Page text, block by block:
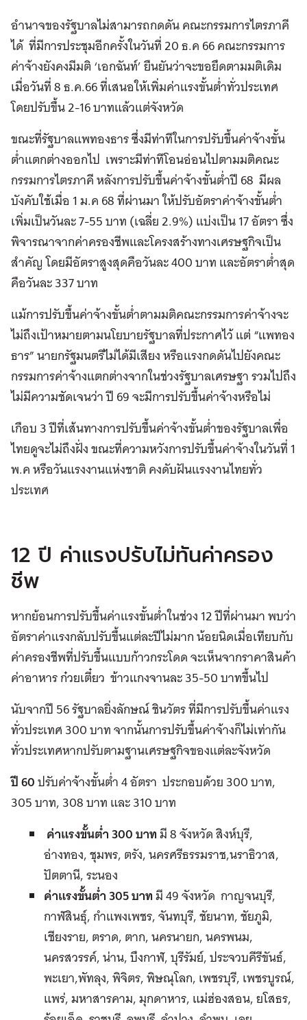
อำนาจของรัฐบาลไม่สามารถกดดัน คณะกรรมการไตรภาคี
ได้ ที่มีการประชุมอีกครั้งในวันที่ 20 ธ.ค 66 คณะกรรมการ
ค่าจ้างยังคงมีมติ ‘เอกฉันท์’ ยืนยันว่าจะขอยึดตามมติเดิม
เมื่อวันที่ 8 ธ.ค.66 ที่เสนอให้เพิ่มค่าแรงขั้นต่ำทั่วประเทศ
โดยปรับขึ้น 2-16 บาทแล้วแต่จังหวัด
ขณะที่รัฐบาลแพทองธาร ซึ่งมีท่าทีในการปรับขึ้นค่าจ้างขั้น
ต่ำแตกต่างออกไป เพราะมีท่าทีโอนอ่อนไปตามมติคณะ
กรรมการไตรภาคี หลังการปรับขึ้นค่าจ้างขั้นต่ำปี 68 มีผล
บังคับใช้เมื่อ 1 ม.ค 68 ที่ผ่านมา ให้ปรับอัตราค่าจ้างขั้นต่ำ
เพิ่มเป็นวันละ 7-55 บาท (เฉลี่ย 2.9%) แบ่งเป็น 17 อัตรา ซึ่ง
พิจารณาจากค่าครองชีพและโครงสร้างทางเศรษฐกิจเป็น
สำคัญ โดยมีอัตราสูงสุดคือวันละ 400 บาท และอัตราต่ำสุด
คือวันละ 337 บาท
แม้การปรับขึ้นค่าจ้างขั้นต่ำตามมติคณะกรรมการค่าจ้างจะ
ไม่ถึงเป้าหมายตามนโยบายรัฐบาลที่ประกาศไว้ แต่ “แพทอง
ธาร” นายกรัฐมนตรีไม่ได้มีเสียง หรือแรงกดดันไปยังคณะ
กรรมการค่าจ้างแตกต่างจากในช่วงรัฐบาลเศรษฐา รวมไปถึง
ไม่มีความชัดเจนว่า ปี 69 จะมีการปรับขึ้นค่าจ้างหรือไม่
เกือบ 3 ปีที่เส้นทางการปรับขึ้นค่าจ้างขั้นต่ำของรัฐบาลเพื่อ
ไทยดูจะไม่ถึงฝั่ง ขณะที่ความหวังการปรับขึ้นค่าจ้างในวันที่ 1
พ.ค หรือวันแรงงานแห่งชาติ คงดับฝันแรงงานไทยทั่ว
ประเทศ
12 ปี ค่าแรงปรับไม่ทันค่าครอง
ชีพ
หากย้อนการปรับขึ้นค่าแรงขั้นต่ำในช่วง 12 ปีที่ผ่านมา พบว่า
อัตราค่าแรงกลับปรับขึ้นแต่ละปีไม่มาก น้อยนิดเมื่อเทียบกับ
ค่าครองชีพที่ปรับขึ้นแบบก้าวกระโดด จะเห็นจากราคาสินค้า
ค่าอาหาร ก๋วยเตี๋ยว ข้าวแกงจานละ 35-50 บาทขึ้นไป
นับจากปี 56 รัฐบาลยิ่งลักษณ์ ชินวัตร ที่มีการปรับขึ้นค่าแรง
ทั่วประเทศ 300 บาท จากนั้นการปรับขึ้นค่าจ้างก็ไม่เท่ากัน
ทั่วประเทศหากปรับตามฐานเศรษฐกิจของแต่ละจังหวัด
ปี 60ปรับค่าจ้างขั้นต่ำ 4 อัตรา ประกอบด้วย 300 บาท,
305 บาท, 308 บาท และ 310 บาท
ค่าแรงขั้นต่ำ 300 บาทมี 8 จังหวัด สิงห์บุรี,
อ่างทอง, ชุมพร, ตรัง, นครศรีธรรมราช,นราธิวาส,
ปัตตานี, ระนอง
ค่าแรงขั้นต่ำ 305 บาทมี 49 จังหวัด กาญจนบุรี,
กาฬสินธุ์, กำแพงเพชร, จันทบุรี, ชัยนาท, ชัยภูมิ,
เชียงราย, ตราด, ตาก, นครนายก, นครพนม,
นครสวรรค์, น่าน, บึงกาฬ, บุรีรัมย์, ประจวบคีรีขันธ์,
พะเยา,พัทลุง, พิจิตร, พิษณุโลก, เพชรบุรี, เพชรบูรณ์,
แพร่, มหาสารคาม, มุกดาหาร, แม่ฮ่องสอน, ยโสธร,